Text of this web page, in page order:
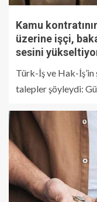
Kamu
üzerine işçi,
sesini
Türk-İş ve Hak-
talepler şöyleydi: